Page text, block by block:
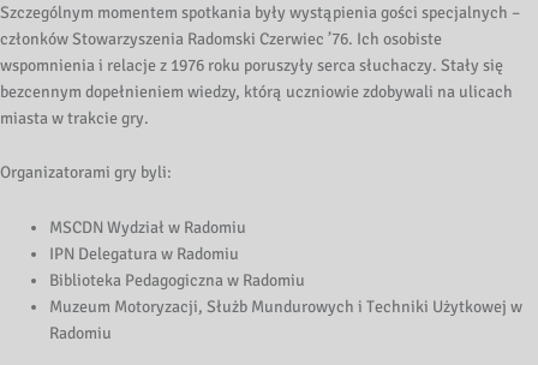
Szczególnym momentem spotkania były wystąpienia gości specjalnych –
członków Stowarzyszenia Radomski Czerwiec ’76. Ich osobiste
wspomnienia i relacje z 1976 roku poruszyły serca słuchaczy. Stały się
bezcennym dopełnieniem wiedzy, którą uczniowie zdobywali na ulicach
miasta w trakcie gry.
Organizatorami gry byli:
MSCDN Wydział w Radomiu
IPN Delegatura w Radomiu
Biblioteka Pedagogiczna w Radomiu
Muzeum Motoryzacji, Służb Mundurowych i Techniki Użytkowej w
Radomiu